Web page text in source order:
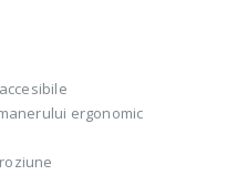
ergonomic